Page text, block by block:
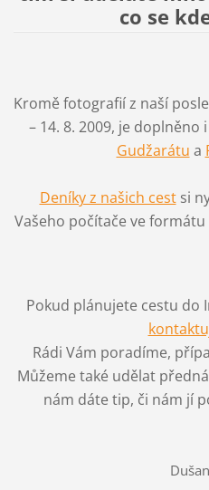
co se
Kromě fotografií z naší
– 14. 8. 2009, je
Gudžarátu a
Deníky z našich cestsi
Vašeho počítače ve
Pokud plánujete cestu do
Rádi Vám poradíme,
Můžeme také udělat
nám dáte tip, či nám jí